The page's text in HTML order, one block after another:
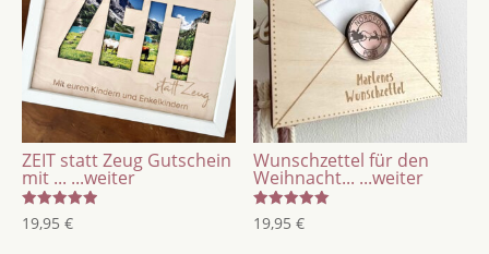
ZEIT statt Zeug Gutschein
mit ... ...weiter
Bewertet
mit
19,95 €
Wunschzettel für den
Weihnacht... ...weiter
Bewertet
mit
19,95€